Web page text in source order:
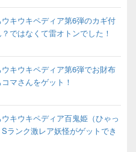
キウキペディア第6弾のカギ付
ではなくて雷オトンでした！
キウキペディア第6弾でお財布
マさんをゲット！
キウキペディア百鬼姫（ひゃっ
ランク激レア妖怪がゲットでき